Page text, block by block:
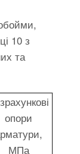
10 з
та
опори
МПа